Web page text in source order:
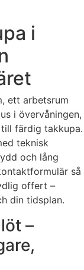
i
ett arbetsrum
i övervåningen,
färdig takkupa.
teknisk
och lång
så
offert –
din tidsplan.
–